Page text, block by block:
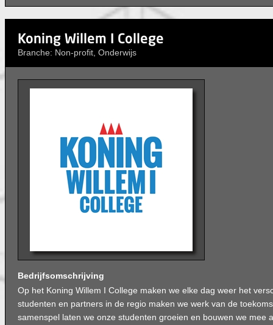
Koning Willem I College
Branche: Non-profit, Onderwijs
Bedrijfsomschrijving
Op het Koning Willem I College maken we elke dag weer het
studenten en partners in de regio maken we werk van de
samenspel laten we onze studenten groeien en bouwen we mee